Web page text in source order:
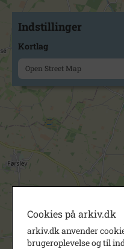
Indstillinger
Kortlag
Open Street Map
Cookies på arkiv.dk
arkiv.dk anvender
brugeroplevelse og til